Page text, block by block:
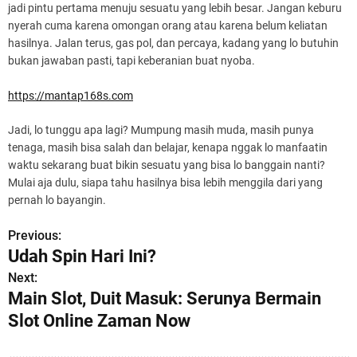
jadi pintu pertama menuju sesuatu yang lebih besar. Jangan keburu
nyerah cuma karena omongan orang atau karena belum keliatan
hasilnya. Jalan terus, gas pol, dan percaya, kadang yang lo butuhin
bukan jawaban pasti, tapi keberanian buat nyoba.
https://mantap168s.com
Jadi, lo tunggu apa lagi? Mumpung masih muda, masih punya
tenaga, masih bisa salah dan belajar, kenapa nggak lo manfaatin
waktu sekarang buat bikin sesuatu yang bisa lo banggain nanti?
Mulai aja dulu, siapa tahu hasilnya bisa lebih menggila dari yang
pernah lo bayangin.
P
o
s
t
Previous:
Udah Spin Hari Ini?
Next:
Main Slot, Duit Masuk: Serunya Bermain
Slot Online Zaman Now